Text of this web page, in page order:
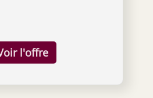
ouvre les bouteilles en
capsules en toute sécurité